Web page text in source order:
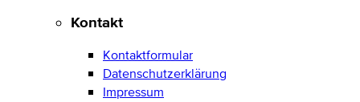
Kontakt
Kontaktformular
Datenschutzerklärung
Impressum